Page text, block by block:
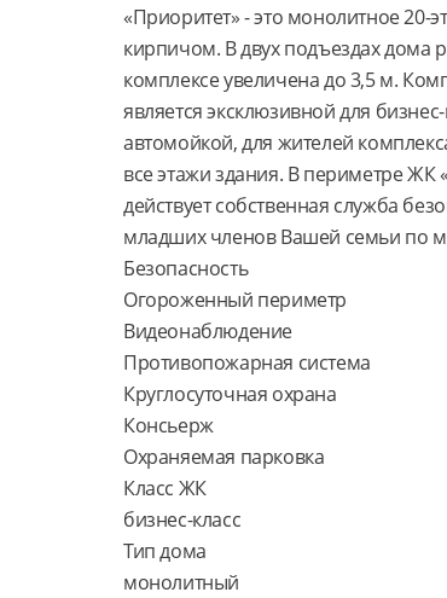
«Приоритет» - это монолитное 20-
кирпичом. В двух подъездах дома
комплексе увеличена до 3,5 м.
является эксклюзивной для
автомойкой, для жителей
все этажи здания. В периметре
действует собственная служба
младших членов Вашей семьи по
Безопасность
Огороженный периметр
Видеонаблюдение
Противопожарная система
Круглосуточная охрана
Консьерж
Охраняемая парковка
Класс ЖК
бизнес-класс
Тип дома
монолитный